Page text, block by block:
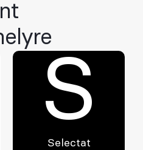
S
Selectat